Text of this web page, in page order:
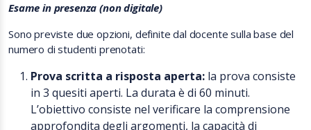
Esame in presenza (non digitale)
Sono previste due opzioni, definite dal docente sulla base del
numero di studenti prenotati:
Prova scritta a risposta aperta: la prova consiste
in 3 quesiti aperti. La durata è di 60 minuti.
L’obiettivo consiste nel verificare la comprensione
approfondita degli argomenti, la capacità di